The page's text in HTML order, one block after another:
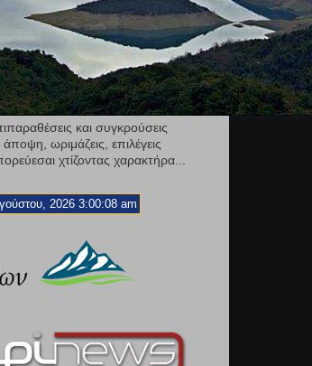
και συγκρούσεις
ωριμάζεις, επιλέγεις
χτίζοντας χαρακτήρα...
2026 3:00:10 am